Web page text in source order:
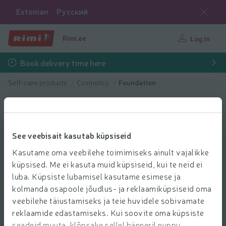
See veebisait kasutab küpsiseid
Kasutame oma veebilehe toimimiseks ainult vajalikke
küpsised. Me ei kasuta muid küpsiseid, kui te neid ei
luba. Küpsiste lubamisel kasutame esimese ja
kolmanda osapoole jõudlus- ja reklaamiküpsiseid oma
veebilehe täiustamiseks ja teie huvidele sobivamate
reklaamide edastamiseks. Kui soovite oma küpsiste
Estonian Русский
Rimi.ee Log in
Book delivery time here
Self-care products Cosmetics Foundation